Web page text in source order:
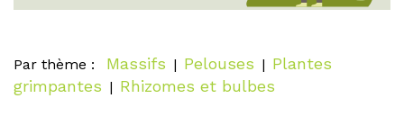
Par thème : Massifs | Pelouses | Plantes
grimpantes | Rhizomes et bulbes